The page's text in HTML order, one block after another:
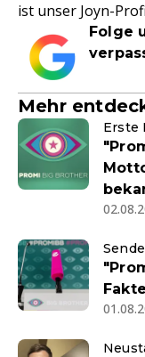
ist unser Joyn-
Folge
Mehr
Erste